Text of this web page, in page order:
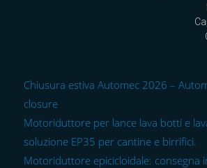
Chiusura estiva Automec 2026 –
closure
Motoriduttore per lance lava botti e
soluzione EP35 per cantine e birrifici.
Motoriduttore epicicloidale: consegna